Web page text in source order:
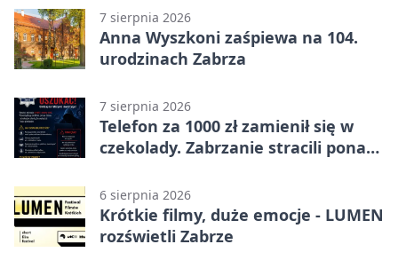
7 sierpnia 2026
Anna Wyszkoni zaśpiewa na 104.
urodzinach Zabrza
7 sierpnia 2026
Telefon za 1000 zł zamienił się w
czekolady. Zabrzanie stracili ponad
6 sierpnia 2026
Krótkie filmy, duże emocje - LUMEN
rozświetli Zabrze